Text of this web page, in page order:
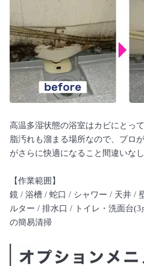
高温多湿状態の浴室はカビにとっ
脂汚れも溜まる場所なので、プロ
がさらに快適になること間違いなし
【作業範囲】
鏡 / 浴槽 / 蛇口 / シャワー / 天井 /
ルター / 排水口 / トイレ・洗面台
の簡易清掃